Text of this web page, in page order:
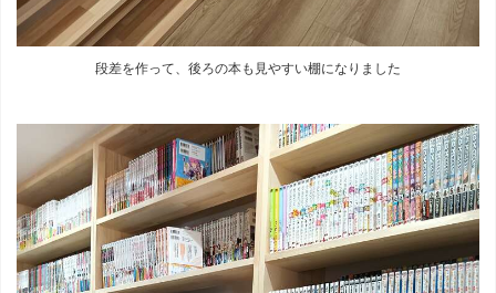
段差を作って、後ろの本も見やすい棚になりました